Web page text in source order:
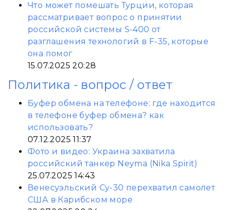
Что может помешать Турции, которая
рассматривает вопрос о принятии
российской системы S-400 от
разглашения технологий в F-35, которые
она помог
15.07.2025 20:28
Политика - вопрос / ответ
Буфер обмена на телефоне: где находится
в телефоне буфер обмена? как
использовать?
07.12.2025 11:37
Фото и видео: Украина захватила
российский танкер Neyma (Nika Spirit)
25.07.2025 14:43
Венесуэльский Су-30 перехватил самолет
США в Карибском море